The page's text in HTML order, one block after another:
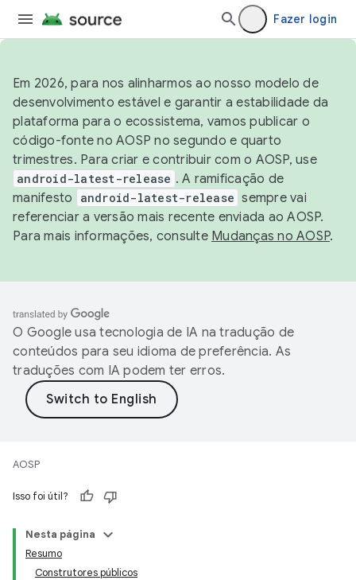
Fazer login
Em 2026, para nos alinharmos ao nosso modelo de
desenvolvimento estável e garantir a estabilidade da
plataforma para o ecossistema, vamos publicar o
código-fonte no AOSP no segundo e quarto
trimestres. Para criar e contribuir com o AOSP, use
android-latest-release . A ramificação de
manifesto
android-latest-release sempre vai
referenciar a versão mais recente enviada ao AOSP.
Para mais informações, consulte Mudanças no AOSP.
O Google usa tecnologia de IA na tradução de
conteúdos para seu idioma de preferência. As
traduções com IA podem ter erros.
AOSP
Isso foi útil?
Nesta página
Resumo
Construtores públicos